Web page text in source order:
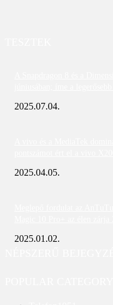
2025.07.04.
2025.04.05.
2025.01.02.